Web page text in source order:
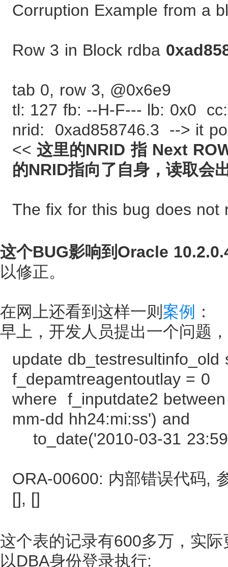
Corruption Example from a
Row 3 in Block rdba
tab 0, row 3, @0x6e9
tl: 127 fb: --H-F--- lb: 0x0
nrid: 0xad858746.3 --> it
<<这里的NRID 指 Next
的NRID指向了自身，读取会
The fix for this bug does not
这个BUG影响到Oracle
以修正。
在网上还看到这样一则 案例 ：
早上，开发人员提出一个问题
update
f_depamtreagentoutlay = 0
where f_inputdate2
mm-dd hh24:mi:ss') and
to_date('2010-03-31
ORA-00600: 内部错误代码,
[], []
这个表的记录有600多万，实
以DBA身份登录执行: